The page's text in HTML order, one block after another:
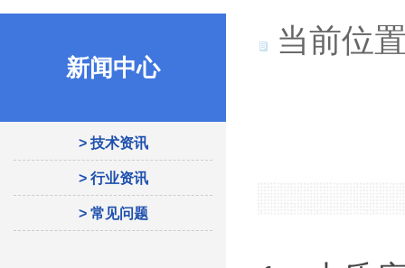
新闻中心
> 技术资讯
> 行业资讯
> 常见问题
当前位